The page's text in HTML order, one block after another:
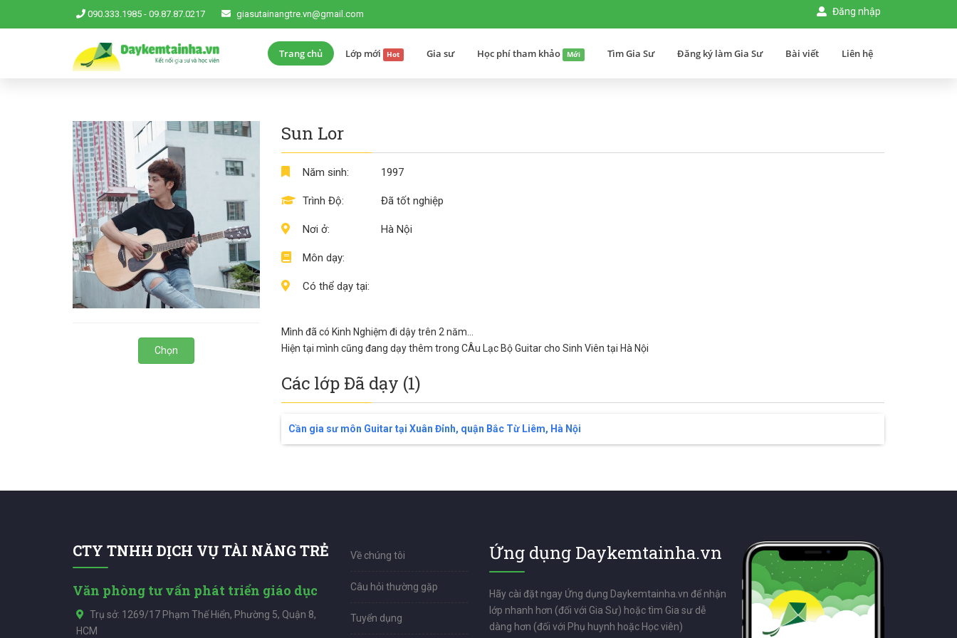
090.333.1985 - 09.87.87.0217 giasutainangtre.vn@gmail.com Đăng nhập
Trang chủ Lớp mới Hot Gia sư Học phí tham khảo Mới Tìm Gia Sư Đăng ký làm Gia Sư Bài viết Liên hệ
Chọn
Sun Lor
Năm sinh:
Trình Độ:
Nơi ở:
Môn dạy:
Có thể dạy tại:
1997
Đã tốt nghiệp
Hà Nội
Mình đã có Kinh Nghiệm đi dậy trên 2 năm...
Hiện tại mình cũng đang dạy thêm trong CÂu Lạc Bộ Guitar cho Sinh Viên tại Hà Nội
Các lớp Đã dạy (1)
Cần gia sư môn Guitar tại Xuân Đỉnh, quận Bắc Từ Liêm, Hà Nội
CTY TNHH DỊCH VỤ TÀI NĂNG TRẺ
Văn phòng tư vấn phát triển giáo dục
Trụ sở: 1269/17 Phạm Thế Hiển, Phường 5, Quận 8,
HCM
Về chúng tôi
Câu hỏi thường gặp
Tuyển dụng
Ứng dụng Daykemtainha.vn
Hãy cài đặt ngay Ứng dụng Daykemtainha.vn để nhận
lớp nhanh hơn (đối với Gia Sư) hoặc tìm Gia sư dễ
dàng hơn (đối với Phụ huynh hoặc Học viên)